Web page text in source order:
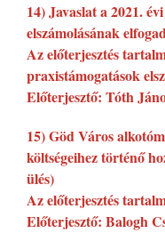
14) Javaslat a 2021.
elszámolásának
Az előterjesztés
praxistámogatások
Előterjesztő: Tóth
15) Göd Város
költségeihez történő
ülés)
Az előterjesztés
Előterjesztő: Balogh